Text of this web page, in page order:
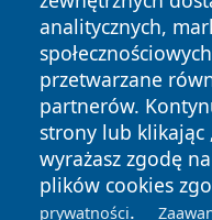
analitycznych,
przetwarzane
partnerów.
strony lub klikając
wyrażasz zgodę
plików cookies
prywatności.
Copyright © 2026
News Autorzy